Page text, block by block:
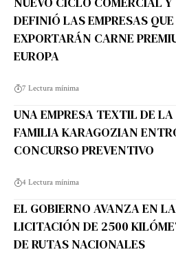
DEFINIÓ LAS EMPRESAS QUE
EXPORTARÁN CARNE
EUROPA
7 Lectura mínima
UNA EMPRESA TEXTIL DE LA
FAMILIA KARAGOZIAN
CONCURSO PREVENTIVO
4 Lectura mínima
EL GOBIERNO AVANZA EN LA
LICITACIÓN DE 2500
DE RUTAS NACIONALES